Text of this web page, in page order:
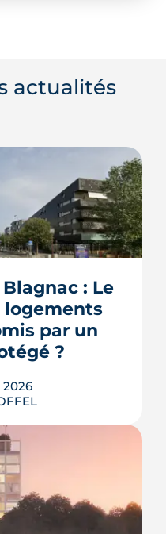
actualités
: Le
logements
par un
?
2026
phase de
doit livrer